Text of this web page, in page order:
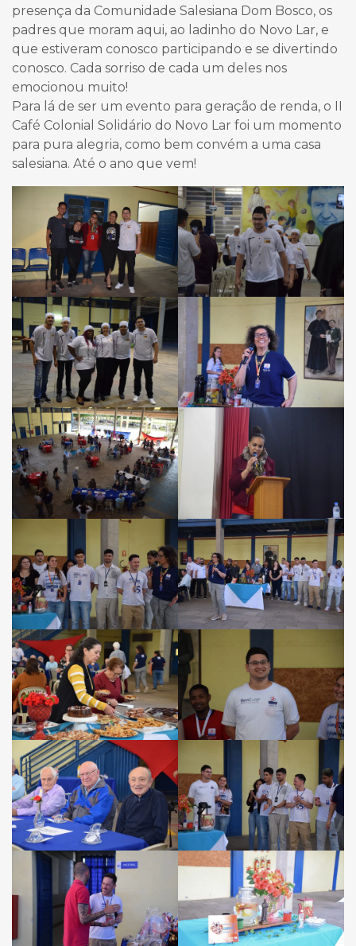
presença da Comunidade Salesiana Dom Bosco, os
padres que moram aqui, ao ladinho do Novo Lar, e
que estiveram conosco participando e se divertindo
conosco. Cada sorriso de cada um deles nos
emocionou muito!
Para lá de ser um evento para geração de renda, o II
Café Colonial Solidário do Novo Lar foi um momento
para pura alegria, como bem convém a uma casa
salesiana. Até o ano que vem!